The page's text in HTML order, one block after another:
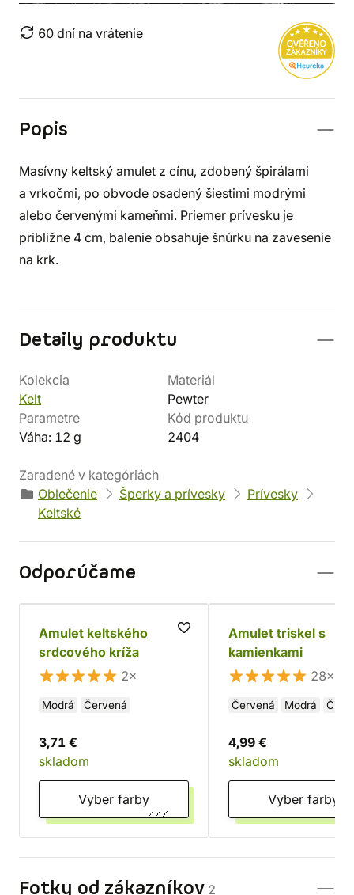
60 dní na vrátenie
Popis
Masívny keltský amulet z cínu, zdobený špirálami
a vrkočmi, po obvode osadený šiestimi modrými
alebo červenými kameňmi. Priemer prívesku je
približne 4 cm, balenie obsahuje šnúrku na zavesenie
na krk.
Detaily produktu
Kolekcia
Kelt
Materiál
Pewter
Parametre
Váha: 12 g
Kód produktu
2404
Zaradené v kategóriách
Oblečenie
Šperky a prívesky
Prívesky
Keltské
Odporúčame
Amulet keltského
srdcového kríža
2×
Modrá Červená
3,71 €
skladom
Vyber farby
Amulet triskel s
kamienkami
28×
Červená Modrá
4,99 €
skladom
Vyber farby
Fotky od zákazníkov 2